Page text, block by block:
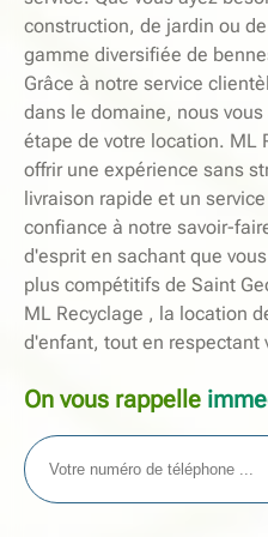
construction, de jardin ou
gamme diversifiée de
Grâce à notre service
dans le domaine, nous
étape de votre location. ML
offrir une expérience sans
livraison rapide et un
confiance à notre savoir-
d'esprit en sachant que
plus compétitifs de Saint
ML Recyclage , la location
d'enfant, tout en respectant
On vous rappelle